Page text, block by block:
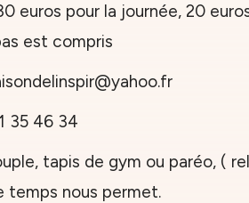
euros pour la journée, 20
est compris
35 46 34
tapis de gym ou paréo, (
temps nous permet.